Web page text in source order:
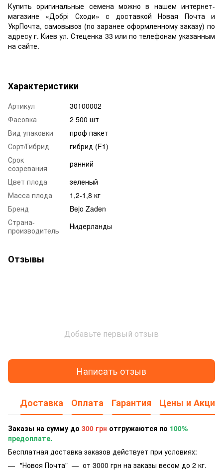
Купить оригинальные семена можно в нашем интернет-
магазине «Добрі Сходи» с доставкой Новая Почта и
УкрПочта, самовывоз (по заранее оформленному заказу) по
адресу г. Киев ул. Стеценка 33 или по телефонам указанным
на сайте.
Характеристики
Артикул
30100002
Фасовка
2 500 шт
Вид упаковки
проф пакет
Сорт/Гибрид
гибрид (F1)
Срок
созревания
ранний
Цвет плода
зеленый
Масса плода
1,2-1,8 кг
Бренд
Bejo Zaden
Страна-
производитель
Нидерланды
Отзывы
Добавьте первый отзыв
Написать отзыв
Доставка Оплата Гарантия Цены и Акции
Заказы на сумму до 300 грн отгружаются по 100%
предоплате.
Бесплатная доставка заказов действует при условиях:
"Новоя Почта" — от 3000 грн на заказы весом до 2 кг.